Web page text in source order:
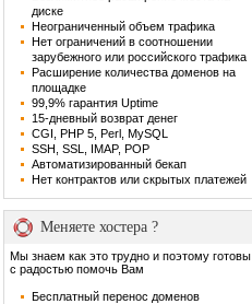
диске
Неограниченный объем трафика
Нет ограничений в соотношении
зарубежного или российского трафика
Расширение количества доменов на
площадке
99,9% гарантия Uptime
15-дневный возврат денег
CGI, PHP 5, Perl, MySQL
SSH, SSL, IMAP, POP
Автоматизированный бекап
Нет контрактов или скрытых платежей
Меняете хостера ?
Мы знаем как это трудно и поэтому готовы
с радостью помочь Вам
Бесплатный перенос доменов